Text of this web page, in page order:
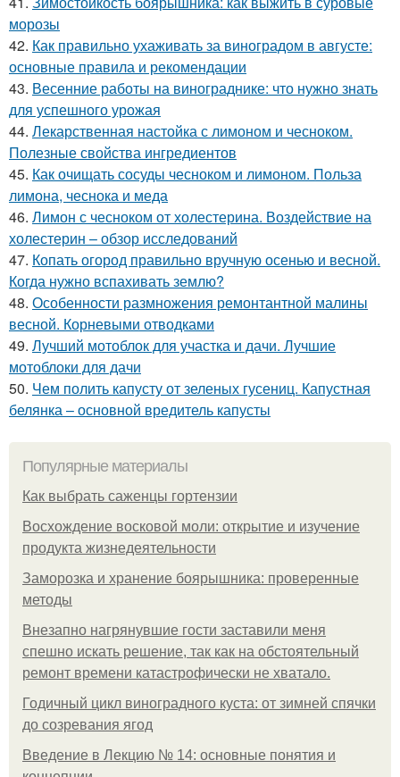
морозы
42. Как правильно ухаживать за виноградом в августе:
основные правила и рекомендации
43. Весенние работы на винограднике: что нужно знать
для успешного урожая
44. Лекарственная настойка с лимоном и чесноком.
Полезные свойства ингредиентов
45. Как очищать сосуды чесноком и лимоном. Польза
лимона, чеснока и меда
46. Лимон с чесноком от холестерина. Воздействие на
холестерин – обзор исследований
47. Копать огород правильно вручную осенью и весной.
Когда нужно вспахивать землю?
48. Особенности размножения ремонтантной малины
весной. Корневыми отводками
49. Лучший мотоблок для участка и дачи. Лучшие
мотоблоки для дачи
50. Чем полить капусту от зеленых гусениц. Капустная
белянка – основной вредитель капусты
Популярные материалы
Как выбрать саженцы гортензии
Восхождение восковой моли: открытие и изучение
продукта жизнедеятельности
Заморозка и хранение боярышника: проверенные
методы
Внезапно нагрянувшие гости заставили меня
спешно искать решение, так как на обстоятельный
ремонт времени катастрофически не хватало.
Годичный цикл виноградного куста: от зимней спячки
до созревания ягод
Введение в Лекцию № 14: основные понятия и